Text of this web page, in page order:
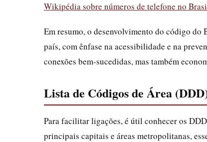
Wikipédia sobre números de telefone no
Em resumo, o desenvolvimento do código
país, com ênfase na acessibilidade e na
conexões bem-sucedidas, mas também
Lista de Códigos de Área
Para facilitar ligações, é útil conhecer os
principais capitais e áreas metropolitanas,